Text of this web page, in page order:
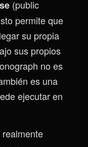
(public
permite que
su propia
sus propios
no es
es una
ejecutar en